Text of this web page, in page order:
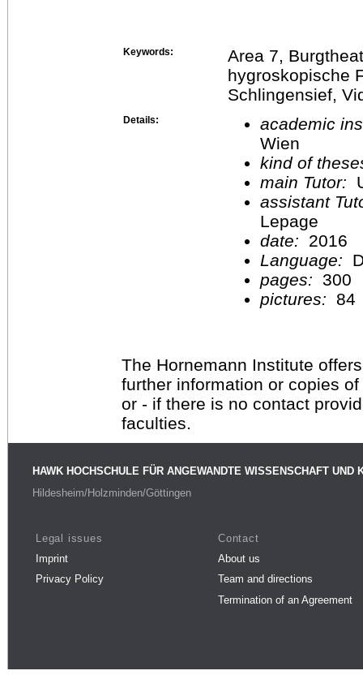
Keywords:
Area 7,
hygroskopische
Schlingensief,
Details:
academic
Wien
kind of
main Tutor:
assistant
Lepage
date:
2016
Language:
pages: 300
pictures:
84
The Hornemann Institute
further information or copies
or - if there is no contact
faculties.
HAWK HOCHSCHULE FÜR ANGEWANDTE WISSENSCHAFT UND
Hildesheim/Holzminden/Göttingen
Legal issues
Imprint
Privacy Policy
Contact
About us
Team and directions
Termination of an Agreement